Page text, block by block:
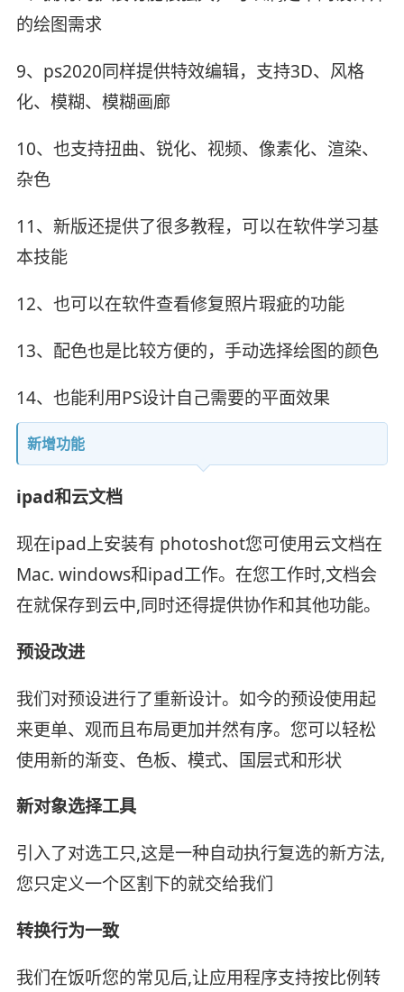
的绘图需求
9、ps2020同样提供特效编辑，支持3D、风格
化、模糊、模糊画廊
10、也支持扭曲、锐化、视频、像素化、渲染、
杂色
11、新版还提供了很多教程，可以在软件学习基
本技能
12、也可以在软件查看修复照片瑕疵的功能
13、配色也是比较方便的，手动选择绘图的颜色
14、也能利用PS设计自己需要的平面效果
新增功能
ipad和云文档
现在ipad上安装有 photoshot您可使用云文档在
Mac. windows和ipad工作。在您工作时,文档会
在就保存到云中,同时还得提供协作和其他功能。
预设改进
我们对预设进行了重新设计。如今的预设使用起
来更单、观而且布局更加并然有序。您可以轻松
使用新的渐变、色板、模式、国层式和形状
新对象选择工具
引入了对选工只,这是一种自动执行复选的新方法,
您只定义一个区割下的就交给我们
转换行为一致
我们在饭听您的常见后,让应用程序支持按比例转